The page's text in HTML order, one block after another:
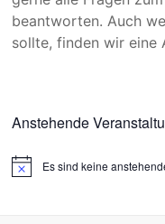
beantworten. Auch
sollte, finden wir eine
Anstehende
H
Es sind keine